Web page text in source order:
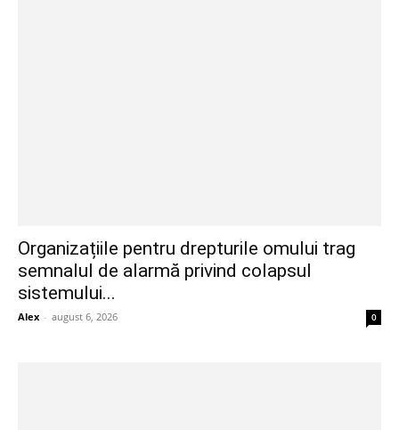
Organizațiile pentru drepturile omului trag
semnalul de alarmă privind colapsul
sistemului...
Alex - august 6, 2026 0